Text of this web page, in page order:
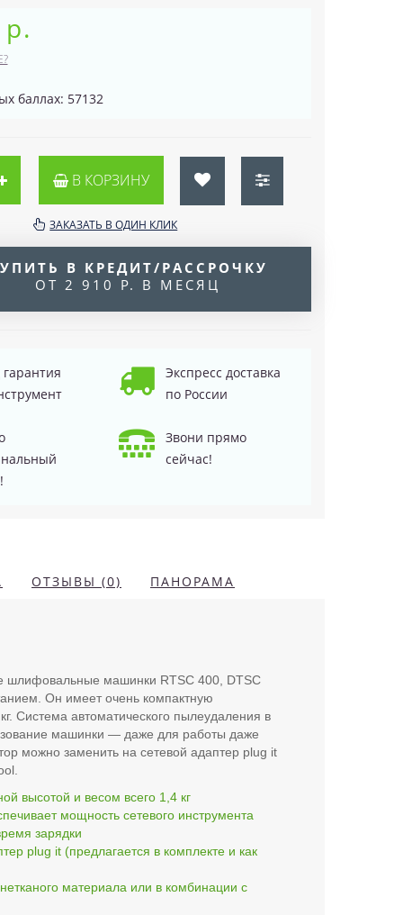
баллах: 57132
В КОРЗИНУ
ЗАКАЗАТЬ В ОДИН КЛИК
В КРЕДИТ/РАССРОЧКУ
ОТ 2 910 Р. В МЕСЯЦ
гарантия
Экспресс доставка
по России
Звони прямо
сейчас!
ОТЗЫВЫ (0) ПАНОРАМА
шлифовальные машинки RTSC 400, DTSC
Он имеет очень компактную
Система автоматического пылеудаления в
машинки — даже для работы даже
можно заменить на сетевой адаптер plug it
высотой и весом всего 1,4 кг
мощность сетевого инструмента
зарядки
plug it (предлагается в комплекте и как
материала или в комбинации с